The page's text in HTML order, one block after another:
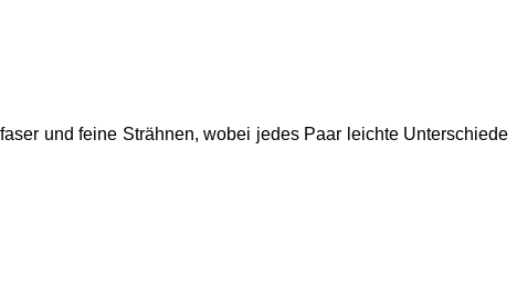
und feine Strähnen, wobei jedes Paar leichte Unterschiede